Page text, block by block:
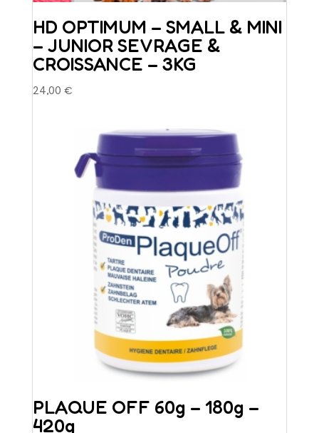
HD OPTIMUM – SMALL & MINI
– JUNIOR SEVRAGE &
CROISSANCE – 3KG
24,00 €
PLAQUE OFF 60g – 180g –
420g